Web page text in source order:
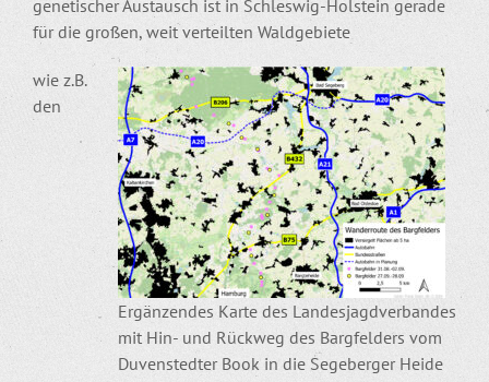
genetischer Austausch ist in Schleswig-Holstein gerade
für die großen, weit verteilten Waldgebiete
Ergänzendes Karte des Landesjagdverbandes
mit Hin- und Rückweg des Bargfelders vom
Duvenstedter Book in die Segeberger Heide
wie z.B.
den